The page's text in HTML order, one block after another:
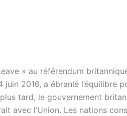
» au référendum
juin 2016, a ébranlé l’équilibre
tard, le gouvernement
avec l’Union. Les nations